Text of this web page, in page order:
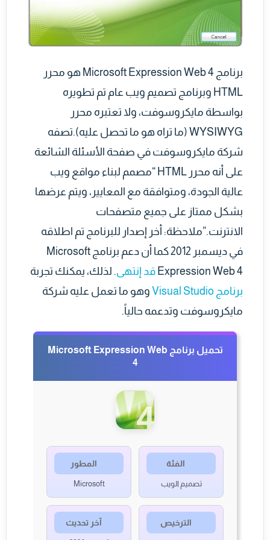
برنامج Microsoft Expression Web 4 هو محرر
HTML وبرنامج تصميم ويب عام تم تطويره
بواسطة مايكروسوفت، ولا تعتبره محرر
WYSIWYG (ما تراه هو ما تحصل عليه).تصفه
شركة مايكروسوفت في صفحة الأسئلة الشائعة
على أنه محرر HTML “مصمم لبناء مواقع ويب
عالية الجودة، ومتوافقة مع المعايير، ويتم عرضها
بشكل ممتاز على جميع متصفحات
الانترنت.”ملاحظة: أخر إصدار للبرنامج تم اطلاقه
في ديسمبر 2012 كما أن دعم برنامج Microsoft
Expression Web 4 قد إنتهى. لذلك، يمكنك تجربة
برنامج Visual Studio
وهو ما تعمل عليه شركة
مايكروسوفت وتدعمه حالياً.
تحميل برنامج Microsoft Expression Web
4
الفئة
تصميم الويب
المطور
Microsoft
الترخيص آخر تحديث